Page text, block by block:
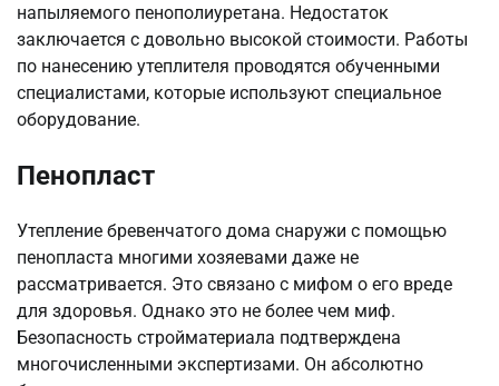
напыляемого пенополиуретана. Недостаток
заключается с довольно высокой стоимости. Работы
по нанесению утеплителя проводятся обученными
специалистами, которые используют специальное
оборудование.
Пенопласт
Утепление бревенчатого дома снаружи с помощью
пенопласта многими хозяевами даже не
рассматривается. Это связано с мифом о его вреде
для здоровья. Однако это не более чем миф.
Безопасность стройматериала подтверждена
многочисленными экспертизами. Он абсолютно